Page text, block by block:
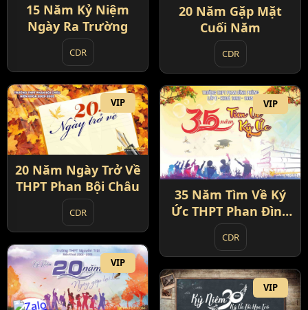
15 Năm Kỷ Niệm
Ngày Ra Trường
CDR
20 Năm Gặp Mặt
Cuối Năm
CDR
VIP
20 Năm Ngày Trở Về
THPT Phan Bội Châu
CDR
VIP
35 Năm Tìm Về Ký
Ức THPT Phan Đình
Phùng
CDR
VIP
VIP